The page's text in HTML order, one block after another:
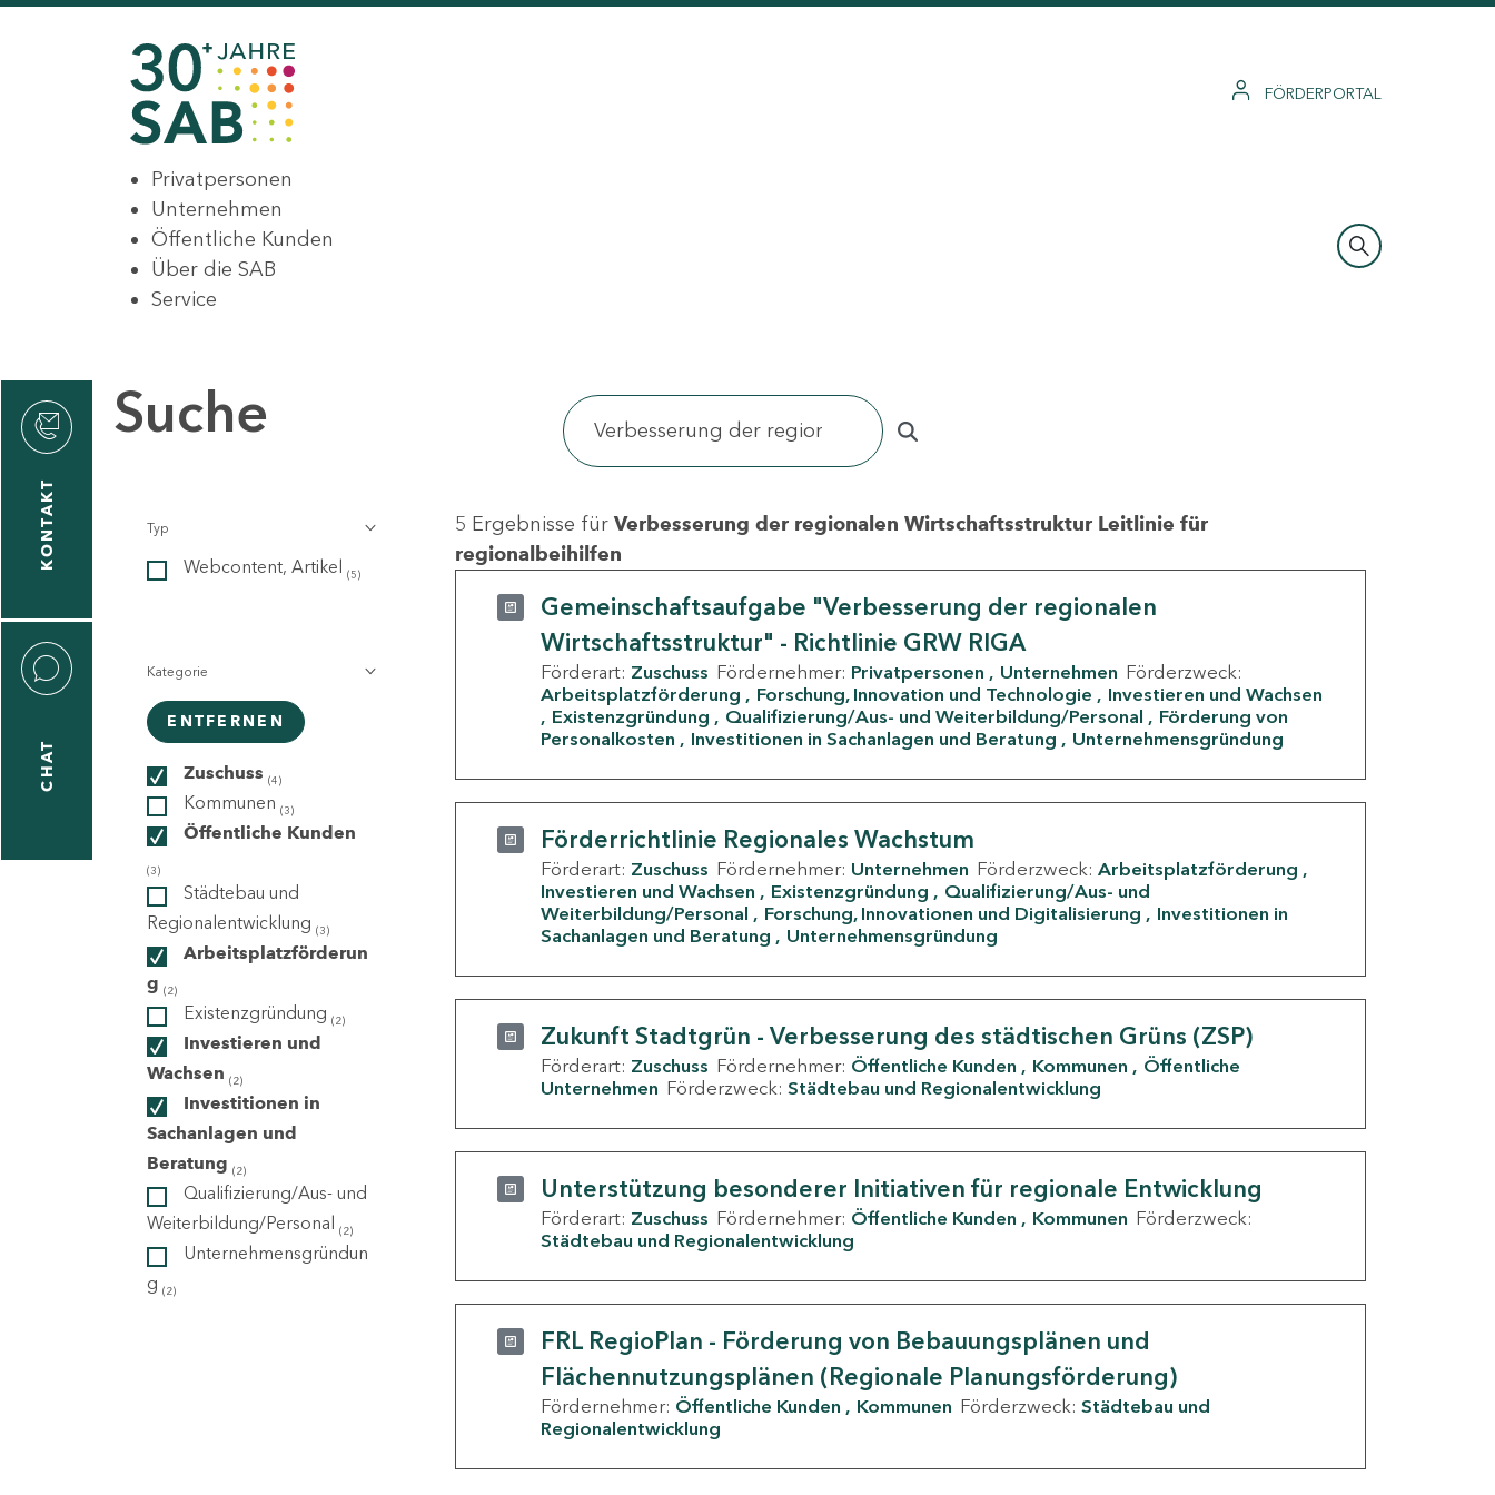
FÖRDERPORTAL
Privatpersonen
Unternehmen
Öffentliche Kunden
Über die SAB
Service
KONTAKT
CHAT
Suche
Typ
Webcontent, Artikel (5)
Kategorie
ENTFERNEN
Zuschuss (4)
Kommunen (3)
Öffentliche Kunden
(3)
Städtebau und
Regionalentwicklung (3)
Arbeitsplatzförderun
g (2)
Existenzgründung (2)
Investieren und
Wachsen (2)
Investitionen in
Sachanlagen und
Beratung (2)
Qualifizierung/Aus- und
Weiterbildung/Personal (2)
Unternehmensgründun
g (2)
5 Ergebnisse für Verbesserung der regionalen Wirtschaftsstruktur Leitlinie für
regionalbeihilfen
Gemeinschaftsaufgabe "Verbesserung der regionalen
Wirtschaftsstruktur" - Richtlinie GRW RIGA
Förderart: Zuschuss Fördernehmer: Privatpersonen Unternehmen Förderzweck:
Arbeitsplatzförderung
Forschung, Innovation und Technologie
Investieren und Wachsen
Existenzgründung
Qualifizierung/Aus- und Weiterbildung/Personal
Förderung von
Personalkosten
Investitionen in Sachanlagen und Beratung Unternehmensgründung
Förderrichtlinie Regionales Wachstum
Förderart: Zuschuss Fördernehmer: Unternehmen Förderzweck: Arbeitsplatzförderung
Investieren und Wachsen
Existenzgründung
Qualifizierung/Aus- und
Weiterbildung/Personal
Forschung, Innovationen und Digitalisierung
Investitionen in
Sachanlagen und Beratung
Unternehmensgründung
Zukunft Stadtgrün - Verbesserung des städtischen Grüns (ZSP)
Förderart: Zuschuss Fördernehmer: Öffentliche Kunden Kommunen
Öffentliche
Unternehmen Förderzweck: Städtebau und Regionalentwicklung
Unterstützung besonderer Initiativen für regionale Entwicklung
Förderart: Zuschuss Fördernehmer: Öffentliche Kunden Kommunen Förderzweck:
Städtebau und Regionalentwicklung
FRL RegioPlan - Förderung von Bebauungsplänen und
Flächennutzungsplänen (Regionale Planungsförderung)
Fördernehmer: Öffentliche Kunden Kommunen Förderzweck: Städtebau und
Regionalentwicklung